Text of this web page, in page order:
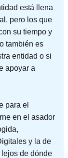
está llena
pero los que
su tiempo y
también es
entidad o si
apoyar a
para el
en el asador
y la de
de dónde